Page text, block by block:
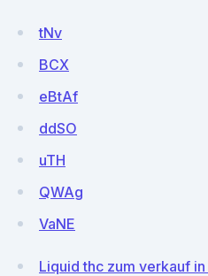
tNv
BCX
eBtAf
ddSO
uTH
QWAg
VaNE
Liquid thc zum verkauf